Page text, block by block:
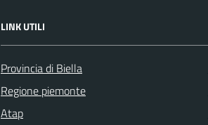
LINK UTILI
Provincia di Biella
Regione piemonte
Atap